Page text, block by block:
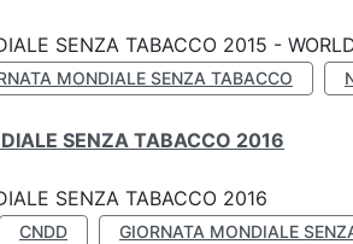
SENZA TABACCO 2015 -
MONDIALE SENZA TABACCO
SENZA TABACCO 2016
SENZA TABACCO 2016
CNDD GIORNATA MONDIALE